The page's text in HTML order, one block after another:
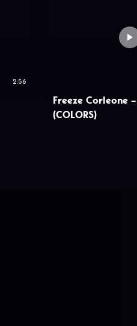
2:56
Freeze Corleone
(COLORS)